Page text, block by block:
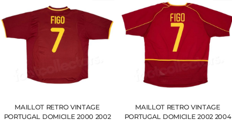
MAILLOT RETRO VINTAGE
PORTUGAL DOMICILE 2000 2002
MAILLOT RETRO VINTAGE
PORTUGAL DOMICILE 2002 2004